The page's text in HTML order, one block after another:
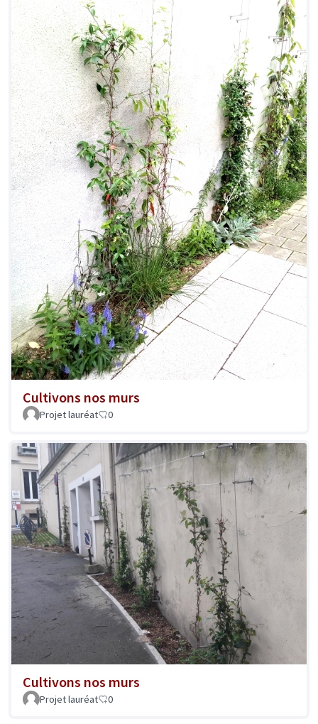
Cultivons nos murs
Projet lauréat 0
Cultivons nos murs
Projet lauréat 0